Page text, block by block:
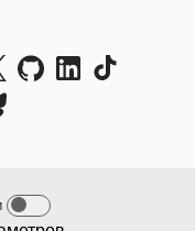
Dark mode off